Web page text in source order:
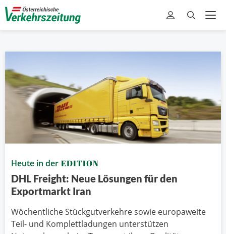
Heute in der EDITION
DHL Freight: Neue Lösungen für den
Exportmarkt Iran
Wöchentliche Stückgutverkehre sowie europaweite
Teil- und Komplettladungen unterstützen